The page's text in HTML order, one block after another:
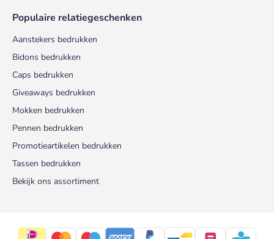
Populaire relatiegeschenken
Aanstekers bedrukken
Bidons bedrukken
Caps bedrukken
Giveaways bedrukken
Mokken bedrukken
Pennen bedrukken
Promotieartikelen bedrukken
Tassen bedrukken
Bekijk ons assortiment